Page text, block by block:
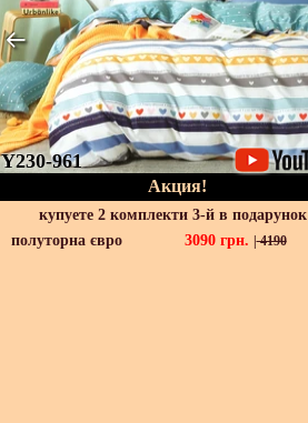
Y230-961
Акция!
купуете 2 комплекти 3-й в подарунок
полуторна євро
3090 грн. |4190